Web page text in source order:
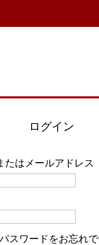
ログイン
たはメールアドレス
パスワードをお忘れで